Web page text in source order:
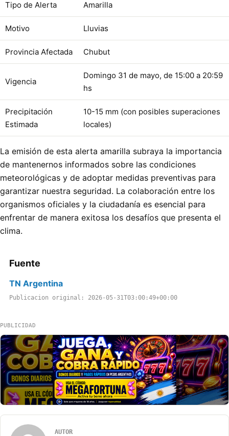
Tipo de Alerta Amarilla
Motivo Lluvias
Provincia Afectada Chubut
Vigencia
Domingo 31 de mayo, de 15:00 a 20:59
hs
Precipitación
Estimada
10-15 mm (con posibles superaciones
locales)
La emisión de esta alerta amarilla subraya la importancia
de mantenernos informados sobre las condiciones
meteorológicas y de adoptar medidas preventivas para
garantizar nuestra seguridad. La colaboración entre los
organismos oficiales y la ciudadanía es esencial para
enfrentar de manera exitosa los desafíos que presenta el
clima.
Fuente
TN Argentina
Publicacion original: 2026-05-31T03:00:49+00:00
PUBLICIDAD
AUTOR